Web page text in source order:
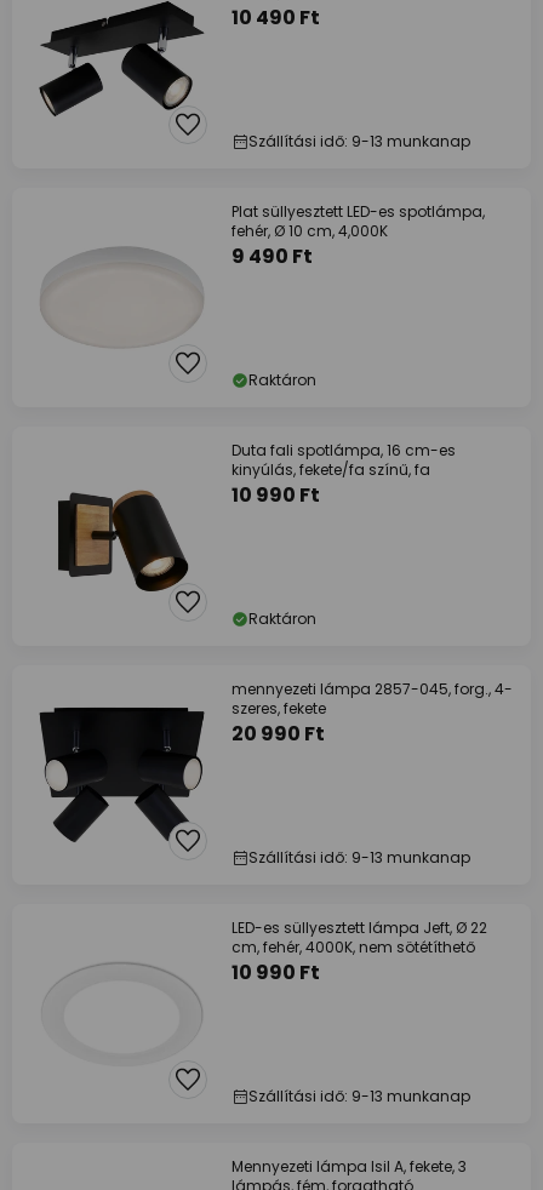
10 490 Ft
Szállítási idő: 9-13 munkanap
Plat süllyesztett LED-es spotlámpa,
fehér, Ø 10 cm, 4,000K
9 490 Ft
Raktáron
Duta fali spotlámpa, 16 cm-es
kinyúlás, fekete/fa színű, fa
10 990 Ft
Raktáron
mennyezeti lámpa 2857-045, forg., 4-
szeres, fekete
20 990 Ft
Szállítási idő: 9-13 munkanap
LED-es süllyesztett lámpa Jeft, Ø 22
cm, fehér, 4000K, nem sötétíthető
10 990 Ft
Szállítási idő: 9-13 munkanap
Mennyezeti lámpa Isil A, fekete, 3
lámpás, fém, forgatható